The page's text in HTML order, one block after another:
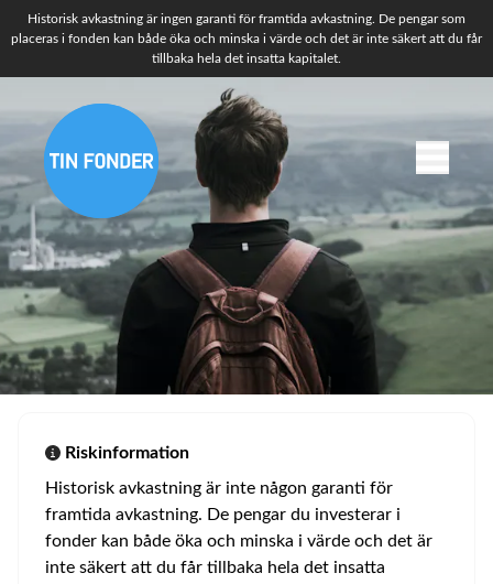
Historisk avkastning är ingen garanti för framtida avkastning. De pengar som
placeras i fonden kan både öka och minska i värde och det är inte säkert att du får
tillbaka hela det insatta kapitalet.
Riskinformation
Historisk avkastning är inte någon garanti för
framtida avkastning. De pengar du investerar i
fonder kan både öka och minska i värde och det är
inte säkert att du får tillbaka hela det insatta